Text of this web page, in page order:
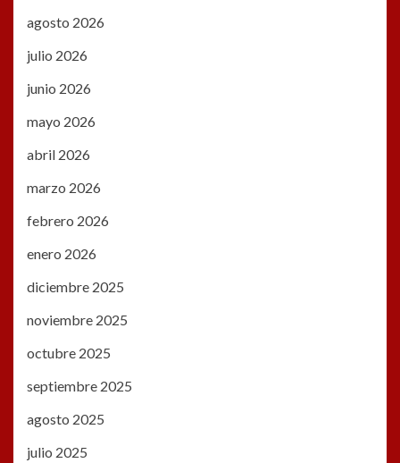
agosto 2026
julio 2026
junio 2026
mayo 2026
abril 2026
marzo 2026
febrero 2026
enero 2026
diciembre 2025
noviembre 2025
octubre 2025
septiembre 2025
agosto 2025
julio 2025